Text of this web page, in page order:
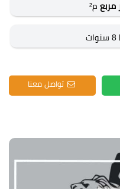
م²
تواصل معنا